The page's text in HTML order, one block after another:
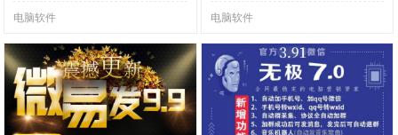
电脑软件 电脑软件